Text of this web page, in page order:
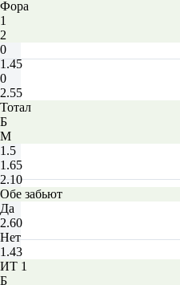
Фора
1
2
0
1.45
0
2.55
Тотал
Б
М
1.5
1.65
2.10
Обе забьют
Да
2.60
Нет
1.43
ИТ 1
Б